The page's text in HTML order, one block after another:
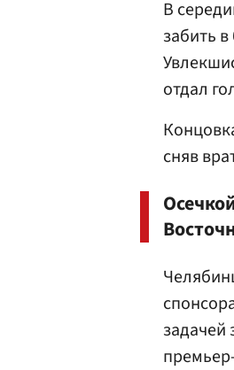
В
забить
отдал
сняв